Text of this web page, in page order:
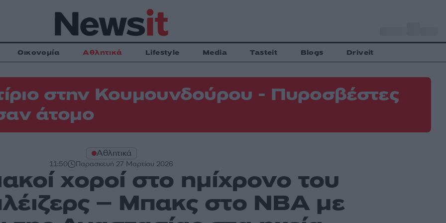
Οικονομία Αθλητικά Lifestyle Media Tasteit Blogs Driveit
στην Κουμουνδούρου - Πυροσβέστες
άτομο
Αθλητικά
11:50 Παρασκευή 27 Μαρτίου 2026
χοροί στο ημίχρονο του
– Μπακς στο NBA με